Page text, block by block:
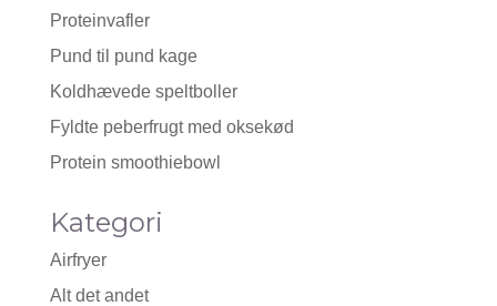
Proteinvafler
Pund til pund kage
Koldhævede speltboller
Fyldte peberfrugt med oksekød
Protein smoothiebowl
Kategori
Airfryer
Alt det andet